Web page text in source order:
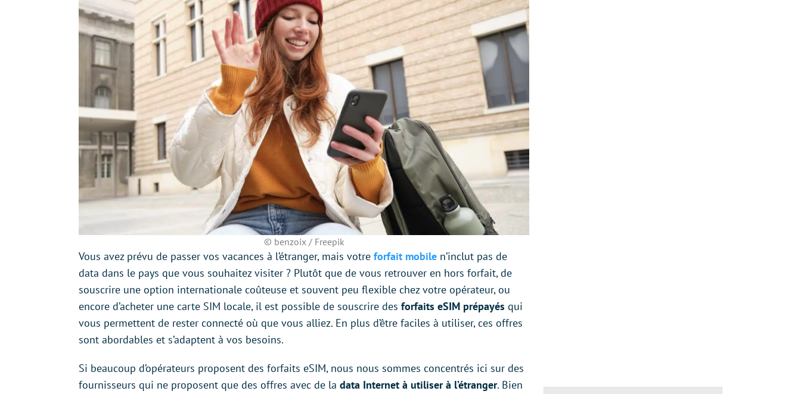
© benzoix / Freepik
Vous avez prévu de passer vos vacances à l’étranger, mais votre forfait mobile n’inclut pas de
data dans le pays que vous souhaitez visiter ? Plutôt que de vous retrouver en hors forfait, de
souscrire une option internationale coûteuse et souvent peu flexible chez votre opérateur, ou
encore d’acheter une carte SIM locale, il est possible de souscrire des forfaits eSIM prépayés qui
vous permettent de rester connecté où que vous alliez. En plus d’être faciles à utiliser, ces offres
sont abordables et s’adaptent à vos besoins.
Si beaucoup d’opérateurs proposent des forfaits eSIM, nous nous sommes concentrés ici sur des
fournisseurs qui ne proposent que des offres avec de la data Internet à utiliser à l’étranger. Bien